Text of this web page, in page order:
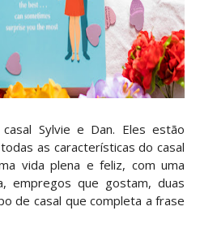
Sylvie e Dan. Eles estão
as características do casal
vida plena e feliz, com uma
empregos que gostam, duas
de casal que completa a frase